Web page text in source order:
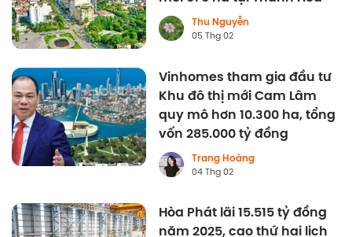
Thu Nguyễn
05 Thg 02
Vinhomes tham gia đầu tư
Khu đô thị mới Cam Lâm
quy mô hơn 10.300 ha, tổng
vốn 285.000 tỷ đồng
Trang Hoàng
04 Thg 02
Hòa Phát lãi 15.515 tỷ đồng
năm 2025, cao thứ hai lịch